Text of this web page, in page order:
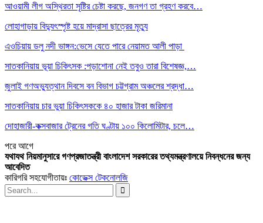
আওয়ামী লীগ অস্থিরতা সৃষ্টির চেষ্টা করছে, জনগণ তা গ্রহণ করবে…
লোহাগাড়ায় বিদ্যুৎস্পৃষ্ট হয়ে মাদ্রাসা ছাত্রের মৃত্যু
এওচিয়ায় ডলু নদী ভাঙ্গন:ভেসে যেতে পারে নেয়ামত আলী পাড়া
সাতকানিয়ায় ভূয়া চিকিৎসক :পড়াশোনা নেই তবুও তারা বিশেষজ্ঞ,…
জুলাই গণঅভ্যুত্থান দিবসে বন বিভাগ চট্টগ্রাম অঞ্চলের শ্রদ্ধা…
সাতকানিয়ায় চার ভুয়া চিকিৎসককে ৪০ হাজার টাকা জরিমানা
দোহাজারী-কক্সবাজার ট্রেনের গতি ঘণ্টায় ১০০ কিলোমিটার, চলে…
পরেআগে
যথাযথ নিয়মানুসারে গণপ্রজাতন্ত্রী বাংলাদেশ সরকারের তথ্যমন্ত্রণালয়ে নিবন্ধনের জন্য
আবেদিত
কারিগরি সহযোগীতায়ঃ কোডেক্স টেকনোলজি